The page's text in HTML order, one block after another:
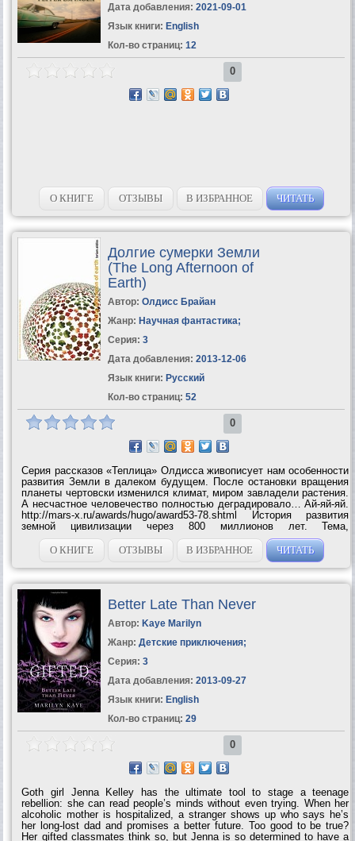
Дата добавления: 2021-09-01
Язык книги: English
Кол-во страниц: 12
0
О КНИГЕ ОТЗЫВЫ В ИЗБРАННОЕ ЧИТАТЬ
Долгие сумерки Земли
(The Long Afternoon of
Earth)
Автор: Олдисс Брайан
Жанр: Научная фантастика;
Серия: 3
Дата добавления: 2013-12-06
Язык книги: Русский
Кол-во страниц: 52
0
Серия рассказов «Теплица» Олдисса живописует нам особенности
развития Земли в далеком будущем. После остановки вращения
планеты чертовски изменился климат, миром завладели растения.
А несчастное человечество полностью деградировало… Ай-яй-яй.
http://mars-x.ru/awards/hugo/award53-78.shtml История развития
земной цивилизации через 800 миллионов лет. Тема,
пронизывающая все творчество человека, который по праву
вошел в мировую...
О КНИГЕ ОТЗЫВЫ В ИЗБРАННОЕ ЧИТАТЬ
Better Late Than Never
Автор: Kaye Marilyn
Жанр: Детские приключения;
Серия: 3
Дата добавления: 2013-09-27
Язык книги: English
Кол-во страниц: 29
0
Goth girl Jenna Kelley has the ultimate tool to stage a teenage
rebellion: she can read people’s minds without even trying. When her
alcoholic mother is hospitalized, a stranger shows up who says he’s
her long-lost dad and promises a better future. Too good to be true?
Her gifted classmates think so, but Jenna is so determined to have a